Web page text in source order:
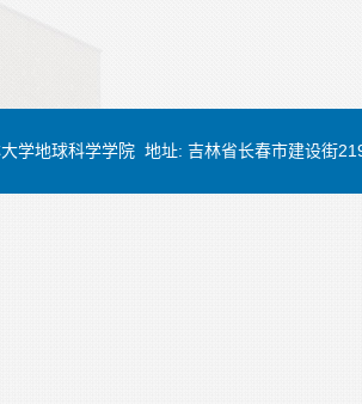
学地球科学学院 地址: 吉林省长春市建设街